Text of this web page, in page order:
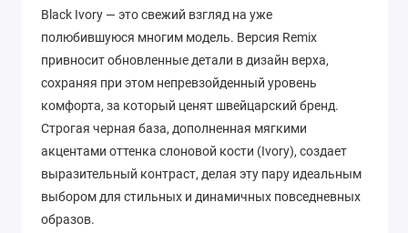
Black Ivory — это свежий взгляд на уже
полюбившуюся многим модель. Версия Remix
привносит обновленные детали в дизайн верха,
сохраняя при этом непревзойденный уровень
комфорта, за который ценят швейцарский бренд.
Строгая черная база, дополненная мягкими
акцентами оттенка слоновой кости (Ivory), создает
выразительный контраст, делая эту пару идеальным
выбором для стильных и динамичных повседневных
образов.